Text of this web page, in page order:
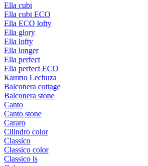
Ella cubi
Ella cubi ECO
Ella ECO lofty
Ella glory
Ella lofty
Ella longer
Ella perfect
Ella perfect ECO
Кашпо Lechuza
Balconera cottage
Balconera stone
Canto
Canto stone
Cararo
Cilindro color
Classico
Classico color
Classico ls